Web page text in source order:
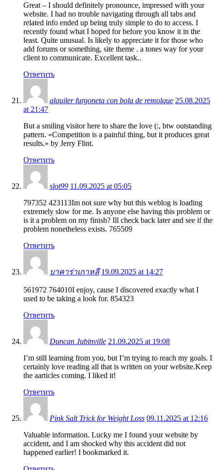
Great – I should definitely pronounce, impressed with your
website. I had no trouble navigating through all tabs and
related info ended up being truly simple to do to access. I
recently found what I hoped for before you know it in the
least. Quite unusual. Is likely to appreciate it for those who
add forums or something, site theme . a tones way for your
client to communicate. Excellent task..
Ответить
alquiler furgoneta con bola de remolque 25.08.2025
at 21:47
But a smiling visitor here to share the love (:, btw outstanding
pattern. «Competition is a painful thing, but it produces great
results.» by Jerry Flint.
Ответить
slot99 11.09.2025 at 05:05
797352 423113Im not sure why but this weblog is loading
extremely slow for me. Is anyone else having this problem or
is it a problem on my finish? Ill check back later and see if the
problem nonetheless exists. 765509
Ответить
บาคาร่าเกาหลี 19.09.2025 at 14:27
561972 764010I enjoy, cause I discovered exactly what I
used to be taking a look for. 854323
Ответить
Duncan Jubinville 21.09.2025 at 19:08
I’m still learning from you, but I’m trying to reach my goals. I
certainly love reading all that is written on your website.Keep
the aarticles coming. I liked it!
Ответить
Pink Salt Trick for Weight Loss 09.11.2025 at 12:16
Valuable information. Lucky me I found your website by
accident, and I am shocked why this accident did not
happened earlier! I bookmarked it.